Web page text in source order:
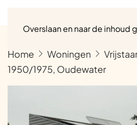
Overslaan en naar de inhoud
Home Woningen
1950/1975, Oudewater